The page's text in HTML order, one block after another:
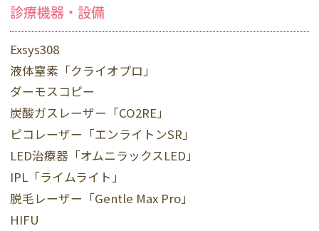
診療機器・設備
Exsys308
液体窒素「クライオプロ」
ダーモスコピー
炭酸ガスレーザー「CO2RE」
ピコレーザー「エンライトンSR」
LED治療器「オムニラックスLED」
IPL「ライムライト」
脱毛レーザー「Gentle Max Pro」
HIFU